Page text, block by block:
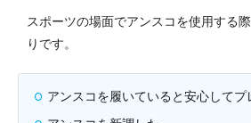
スポーツの場面でアンスコを使用する
りです。
アンスコを履いていると安心してプ